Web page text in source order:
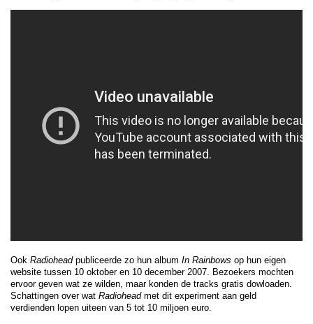
Ook Radioheadpubliceerde zo hun album In Rainbows op hun eigen
website tussen 10 oktober en 10 december 2007. Bezoekers mochten
ervoor geven wat ze wilden, maar konden de tracks gratis dowloaden.
Schattingen over wat Radioheadmet dit experiment aan geld
verdienden lopen uiteen van 5 tot 10 miljoen euro.